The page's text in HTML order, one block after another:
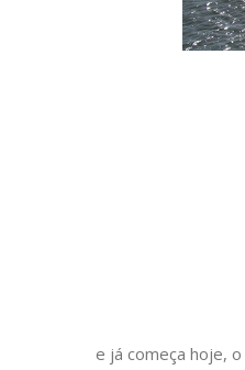
e já começa hoje, o